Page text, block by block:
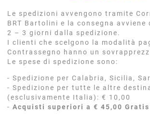
Le spedizioni avvengono tramite
BRT Bartolini e la consegna
2 – 3 giorni dalla spedizione.
I clienti che scelgono la modalità
Contrassegno hanno un
Le spese di spedizione sono:
- Spedizione per Calabria, Sicilia,
- Spedizione per tutte le altre
(esclusivamente Italia): € 10,00
- Acquisti superiori a € 45,00